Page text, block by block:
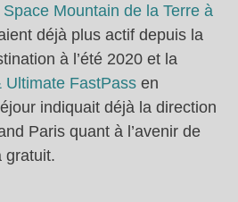
Space Mountain de la Terre à
déjà plus actif depuis la
à l’été 2020 et la
Ultimate FastPass en
indiquait déjà la direction
Paris quant à l’avenir de
gratuit.